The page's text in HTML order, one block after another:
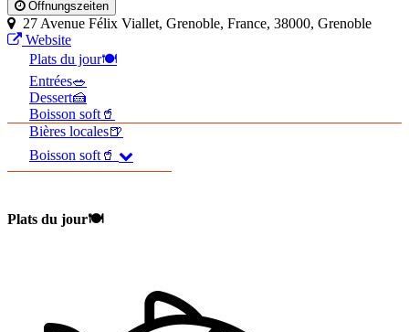
Öffnungszeiten
27 Avenue Félix Viallet, Grenoble, France, 38000, Grenoble
Website
Plats du jour🍽️
Entrées🥗
Dessert🍰
Boisson soft🥤
Bières locales🍺
Boisson soft🥤
Plats du jour🍽️